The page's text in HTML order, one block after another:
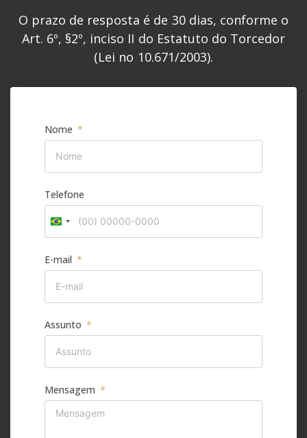
O prazo de resposta é de 30 dias, conforme o
Art. 6º, §2º, inciso II do Estatuto do Torcedor
(Lei no 10.671/2003).
Nome
Telefone
Brazil
+55
E-mail
Assunto
Mensagem